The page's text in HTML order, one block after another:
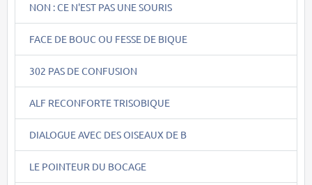
NON : CE N'EST PAS UNE SOURIS
FACE DE BOUC OU FESSE DE BIQUE
302 PAS DE CONFUSION
ALF RECONFORTE TRISOBIQUE
DIALOGUE AVEC DES OISEAUX DE B
LE POINTEUR DU BOCAGE